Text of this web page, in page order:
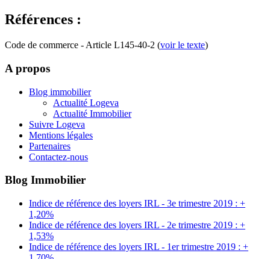
Références :
Code de commerce - Article L145-40-2 (voir le texte)
A propos
Blog immobilier
Actualité Logeva
Actualité Immobilier
Suivre Logeva
Mentions légales
Partenaires
Contactez-nous
Blog Immobilier
Indice de référence des loyers IRL - 3e trimestre 2019 : +
1,20%
Indice de référence des loyers IRL - 2e trimestre 2019 : +
1,53%
Indice de référence des loyers IRL - 1er trimestre 2019 : +